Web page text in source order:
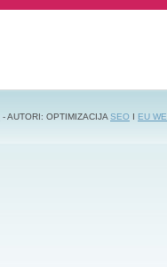
- AUTORI: OPTIMIZACIJA SEO I EU